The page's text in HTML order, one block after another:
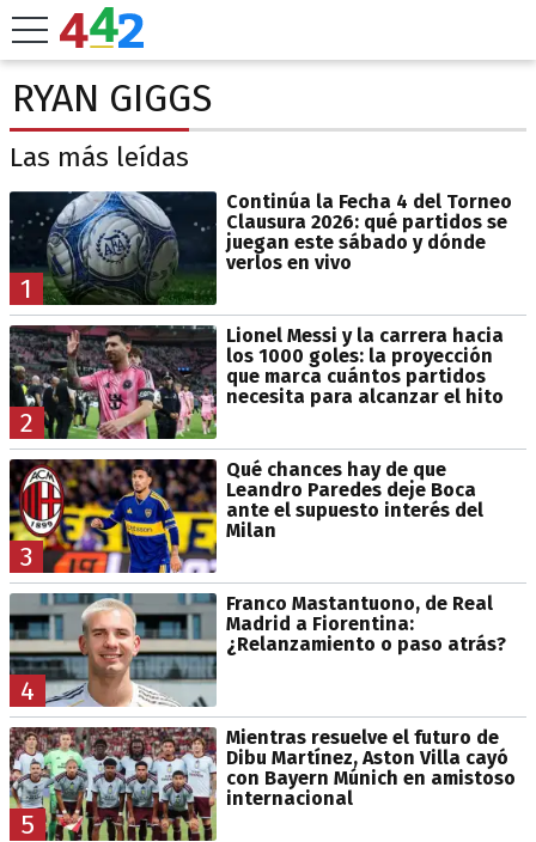
RYAN GIGGS
Las más leídas
1
Continúa la Fecha 4 del Torneo
Clausura 2026: qué partidos se
juegan este sábado y dónde
verlos en vivo
2
Lionel Messi y la carrera hacia
los 1000 goles: la proyección
que marca cuántos partidos
necesita para alcanzar el hito
3
Qué chances hay de que
Leandro Paredes deje Boca
ante el supuesto interés del
Milan
4
Franco Mastantuono, de Real
Madrid a Fiorentina:
¿Relanzamiento o paso atrás?
5
Mientras resuelve el futuro de
Dibu Martínez, Aston Villa cayó
con Bayern Múnich en amistoso
internacional